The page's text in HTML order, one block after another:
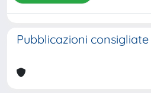
Pubblicazioni consigliate